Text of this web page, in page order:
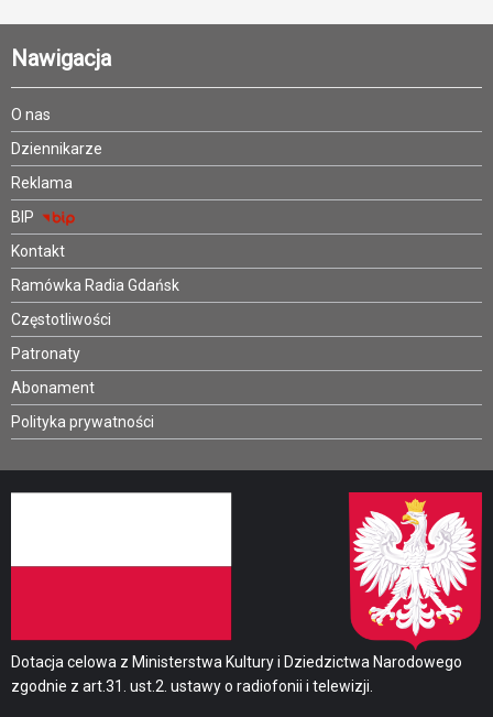
Nawigacja
O nas
Dziennikarze
Reklama
BIP
Kontakt
Ramówka Radia Gdańsk
Częstotliwości
Patronaty
Abonament
Polityka prywatności
Dotacja celowa z Ministerstwa Kultury i Dziedzictwa Narodowego
zgodnie z art.31. ust.2. ustawy o radiofonii i telewizji.